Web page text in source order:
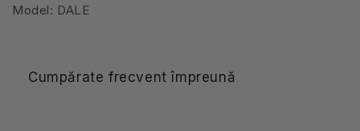
Model: DALE
Cumpărate frecvent împreună